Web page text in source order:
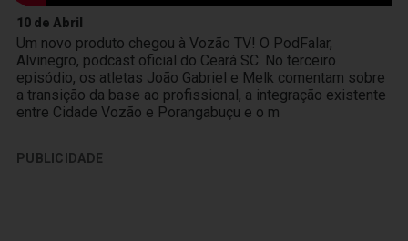
10 de Abril
Um novo produto chegou à Vozão TV! O PodFalar,
Alvinegro, podcast oficial do Ceará SC. No terceiro
episódio, os atletas João Gabriel e Melk comentam sobre
a transição da base ao profissional, a integração existente
entre Cidade Vozão e Porangabuçu e o m
PUBLICIDADE